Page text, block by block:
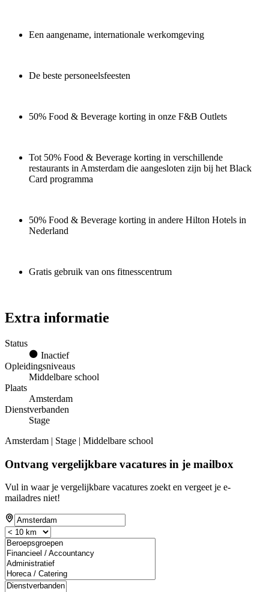
Een aangename, internationale werkomgeving
De beste personeelsfeesten
50% Food & Beverage korting in onze F&B Outlets
Tot 50% Food & Beverage korting in verschillende
restaurants in Amsterdam die aangesloten zijn bij het Black
Card programma
50% Food & Beverage korting in andere Hilton Hotels in
Nederland
Gratis gebruik van ons fitnesscentrum
Extra informatie
Status
Inactief
Opleidingsniveaus
Middelbare school
Plaats
Amsterdam
Dienstverbanden
Stage
Amsterdam | Stage | Middelbare school
Ontvang vergelijkbare vacatures in je mailbox
Vul in waar je vergelijkbare vacatures zoekt en vergeet je e-
mailadres niet!